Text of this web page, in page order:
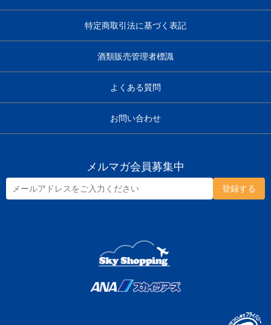
特定商取引法に基づく表記
酒類販売管理者標識
よくある質問
お問い合わせ
メルマガ会員募集中